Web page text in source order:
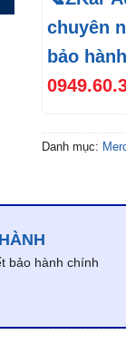
chuyên
bảo
Danh mục:
bảo hành chính